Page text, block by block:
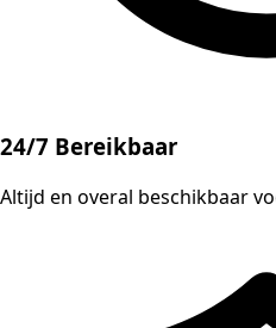
24/7 Bereikbaar
Altijd en overal beschikbaar